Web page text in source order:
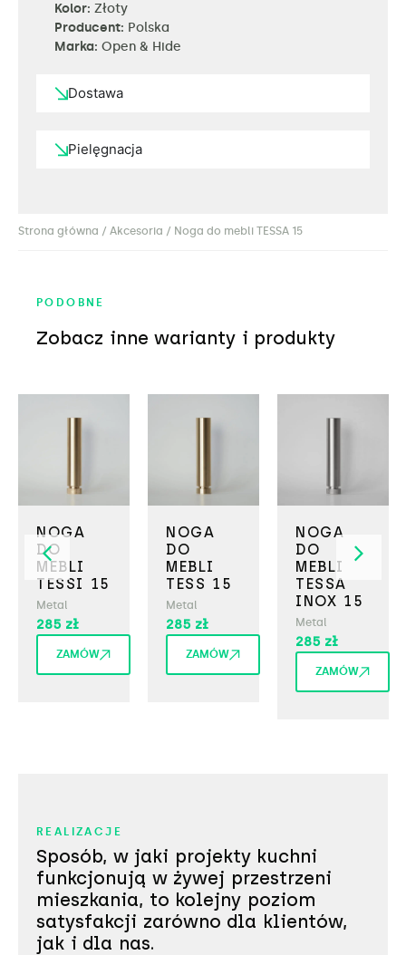
Kolor: Złoty
Producent: Polska
Marka: Open & Hide
Dostawa
Pielęgnacja
Strona główna / Akcesoria / Noga do mebli TESSA 15
PODOBNE
Zobacz inne warianty i produkty
NOGA
DO
MEBLI
TESSI 15
Metal
285 zł
ZAMÓW
NOGA
DO
MEBLI
TESS 15
Metal
285 zł
ZAMÓW
NOGA
DO
MEBLI
TESSA
INOX 15
Metal
285 zł
ZAMÓW
REALIZACJE
Sposób, w jaki projekty kuchni
funkcjonują w żywej przestrzeni
mieszkania, to kolejny poziom
satysfakcji zarówno dla klientów,
jak i dla nas.